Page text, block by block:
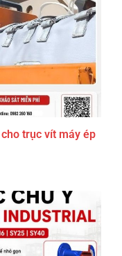
trục vít máy ép